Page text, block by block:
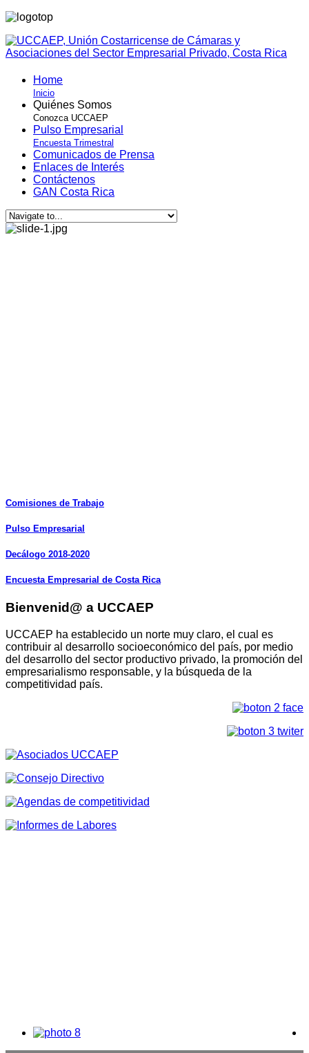
Home
Inicio
Quiénes Somos
Conozca UCCAEP
Pulso Empresarial
Encuesta Trimestral
Comunicados de Prensa
Enlaces de Interés
Contáctenos
GAN Costa Rica
Comisiones de Trabajo
Pulso Empresarial
Decálogo 2018-2020
Encuesta Empresarial de Costa Rica
Bienvenid@ a UCCAEP
UCCAEP ha establecido un norte muy claro, el cual es
contribuir al desarrollo socioeconómico del país, por medio
del desarrollo del sector productivo privado, la promoción del
empresarialismo responsable, y la búsqueda de la
competitividad país.